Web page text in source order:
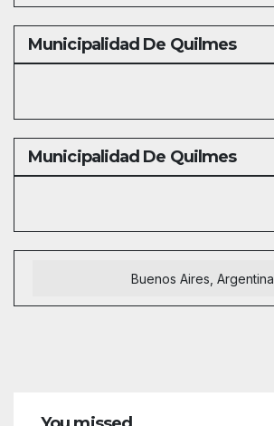
Municipalidad De Quilmes
Municipalidad De Quilmes
Buenos Aires, Argentina